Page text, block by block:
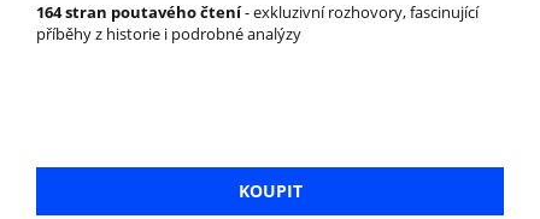
164 stran poutavého čtení- exkluzivní rozhovory, fascinující
příběhy z historie i podrobné analýzy
KOUPIT